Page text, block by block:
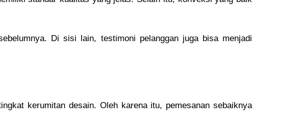
Di sisi lain, testimoni pelanggan juga bisa menjadi
kerumitan desain. Oleh karena itu, pemesanan sebaiknya